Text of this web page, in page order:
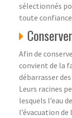
sélectionnés
toute
Afin de
convient de la
débarrasser
Leurs racines
lesquels l’eau
l’évacuation de